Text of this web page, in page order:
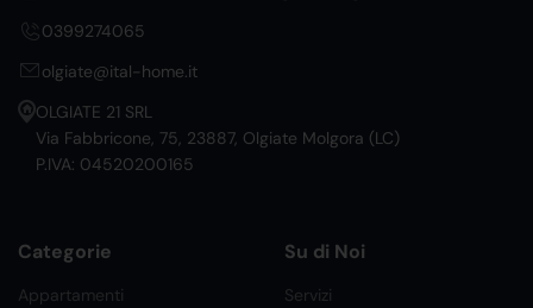
0399274065
olgiate@ital-home.it
OLGIATE 21 SRL
Via Fabbricone, 75, 23887, Olgiate Molgora (LC)
P.IVA: 04520200165
Categorie
Appartamenti
Su di Noi
Servizi